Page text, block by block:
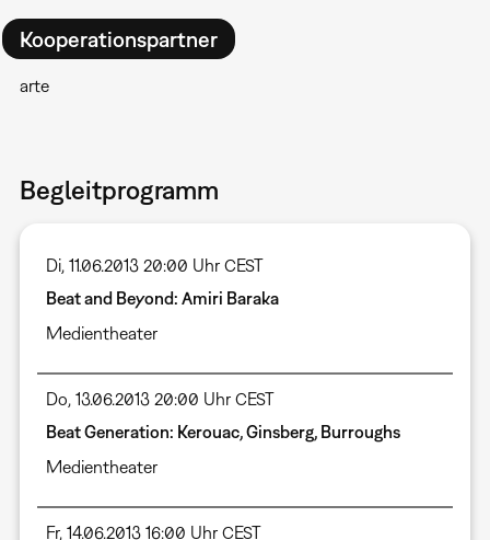
Kooperationspartner
arte
Begleitprogramm
Di, 11.06.2013 20:00 Uhr CEST
Beat and Beyond: Amiri Baraka
Medientheater
Do, 13.06.2013 20:00 Uhr CEST
Beat Generation: Kerouac, Ginsberg, Burroughs
Medientheater
Fr, 14.06.2013 16:00 Uhr CEST